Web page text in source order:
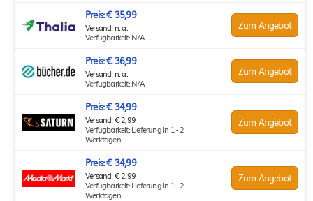
Preis: € 35,99
Versand: n. a.
Verfügbarkeit: N/A
Zum Angebot
Preis: € 36,99
Versand: n. a.
Verfügbarkeit: N/A
Zum Angebot
Preis: € 34,99
Versand: € 2,99
Verfügbarkeit: Lieferung in 1 - 2
Werktagen
Zum Angebot
Preis: € 34,99
Versand: € 2,99
Verfügbarkeit: Lieferung in 1 - 2
Werktagen
Zum Angebot